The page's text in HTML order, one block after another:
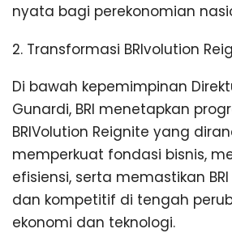
nyata bagi perekonomian
2. Transformasi BRIvolution
Di bawah kepemimpinan
Gunardi, BRI menetapkan
BRIVolution Reignite yang
memperkuat fondasi bisnis,
efisiensi, serta memastikan
dan kompetitif di tengah
ekonomi dan teknologi.